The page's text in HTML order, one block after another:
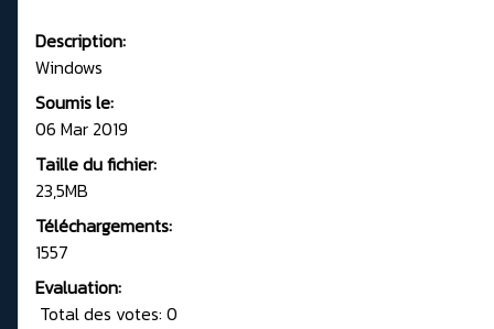
Description:
Windows
Soumis le:
06 Mar 2019
Taille du fichier:
23,5MB
Téléchargements:
1557
Evaluation:
Total des votes: 0